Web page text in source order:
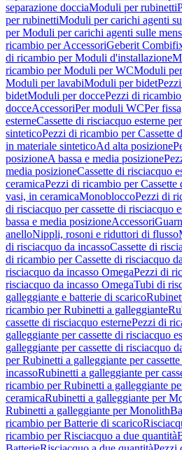
separazione docciaModuli per rubinetti
per rubinettiModuli per carichi agenti
per Moduli per carichi agenti sulle
ricambio per AccessoriGeberit
di ricambio per Moduli d'installazione
ricambio per Moduli per WCModuli
Moduli per lavabiModuli per bidet
bidetModuli per doccePezzi di
docceAccessoriPer moduli WCPer
esterneCassette di risciacquo esterne
sinteticoPezzi di ricambio per Cassette
in materiale sinteticoAd alta posizione
posizioneA bassa e media posizione
media posizioneCassette di risciacquo
ceramicaPezzi di ricambio per Cassette
vasi, in ceramicaMonobloccoPezzi di
di risciacquo per cassette di risciacquo
bassa e media posizioneAccessori
anelloNippli, rosoni e riduttori di flusso
di risciacquo da incassoCassette di
di ricambio per Cassette di risciacquo
risciacquo da incasso OmegaPezzi di
risciacquo da incasso OmegaTubi di
galleggiante e batterie di scarico
ricambio per Rubinetti a galleggiante
cassette di risciacquo esternePezzi di
galleggiante per cassette di risciacquo
galleggiante per cassette di risciacquo
per Rubinetti a galleggiante per
incassoRubinetti a galleggiante per
ricambio per Rubinetti a galleggiante
ceramicaRubinetti a galleggiante per
Rubinetti a galleggiante per Monolith
ricambio per Batterie di scarico
ricambio per Risciacquo a due quantità